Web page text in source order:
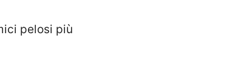
pelosi più